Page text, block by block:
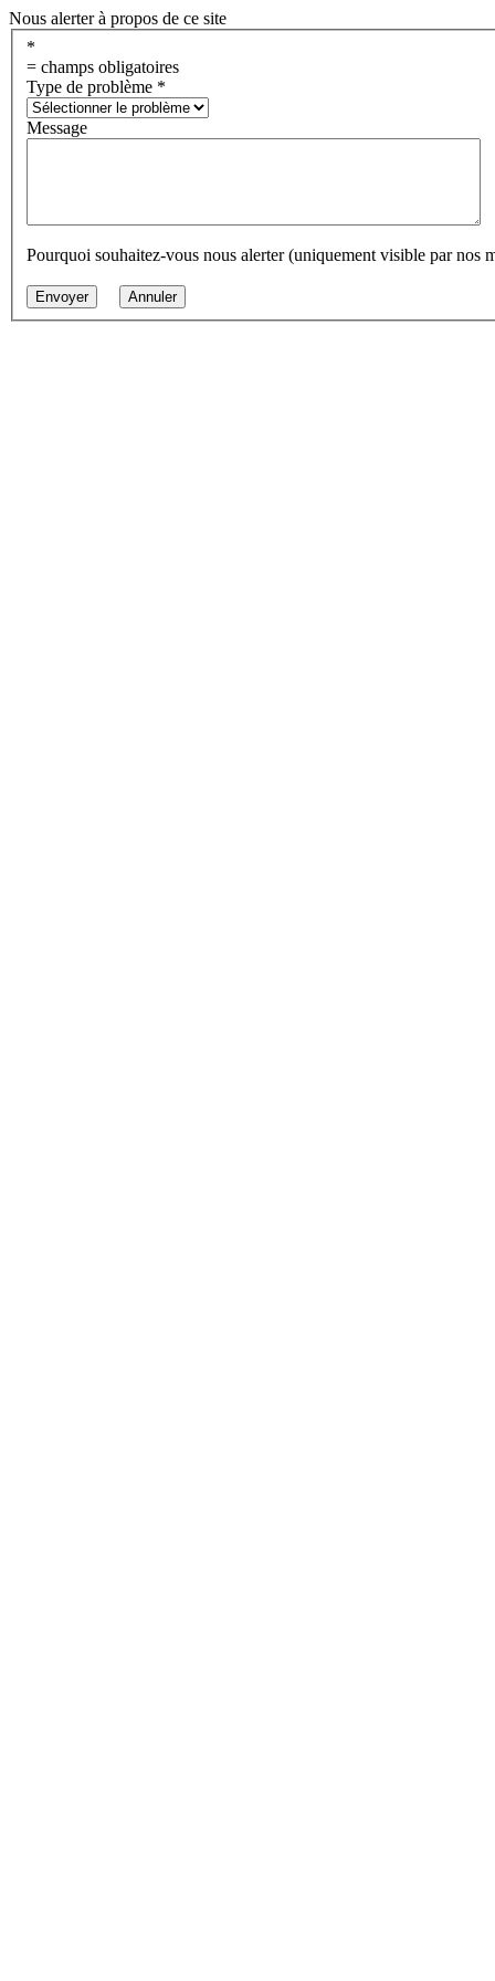
Nous alerter à propos de ce site
*
= champs obligatoires
Type de problème *
Message
Pourquoi souhaitez-vous nous alerter (uniquement visible par nos